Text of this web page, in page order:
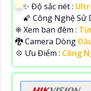
✨ Độ sắc nét :
🌠 Công Nghệ Sử
❈ Xem ban đêm :
🐉️ Camera Dòng
️💠 Ưu Điểm : Công